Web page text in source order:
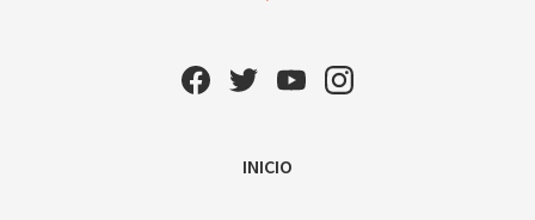
INICIO